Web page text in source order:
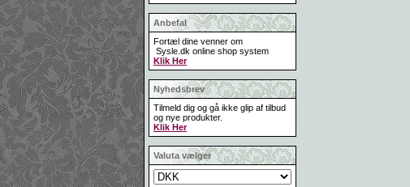
Anbefal
Fortæl dine venner om
Sysle.dk online shop system
Klik Her
Nyhedsbrev
Tilmeld dig og gå ikke glip af tilbud
og nye produkter.
Klik Her
Valuta vælger